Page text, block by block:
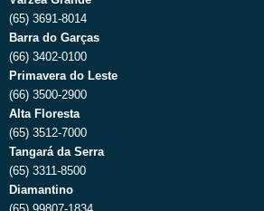
(65) 3691-8014
Barra do Garças
(66) 3402-0100
Primavera do Leste
(66) 3500-2900
Alta Floresta
(65) 3512-7000
Tangará da Serra
(65) 3311-8500
Diamantino
(65) 99807-1834